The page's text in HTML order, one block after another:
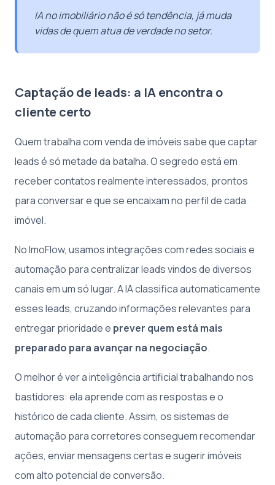
IA no imobiliário não é só tendência, já muda
vidas de quem atua de verdade no setor.
Captação de leads: a IA encontra o
cliente certo
Quem trabalha com venda de imóveis sabe que captar
leads é só metade da batalha. O segredo está em
receber contatos realmente interessados, prontos
para conversar e que se encaixam no perfil de cada
imóvel.
No ImoFlow, usamos integrações com redes sociais e
automação para centralizar leads vindos de diversos
canais em um só lugar. A IA classifica automaticamente
esses leads, cruzando informações relevantes para
entregar prioridade e prever quem está mais
preparado para avançar na negociação.
O melhor é ver a inteligência artificial trabalhando nos
bastidores: ela aprende com as respostas e o
histórico de cada cliente. Assim, os sistemas de
automação para corretores conseguem recomendar
ações, enviar mensagens certas e sugerir imóveis
com alto potencial de conversão.